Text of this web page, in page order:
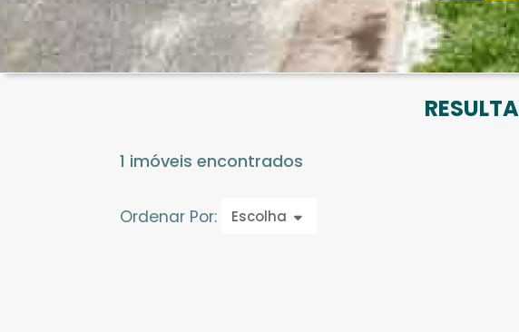
1 imóveis encontrados
Ordenar Por: Escolha